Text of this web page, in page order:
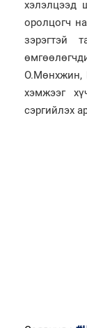
хэлэлцээд
оролцогч
зэрэгтэй
О.Мөнхжин,
хэмжээг
сэргийлэх